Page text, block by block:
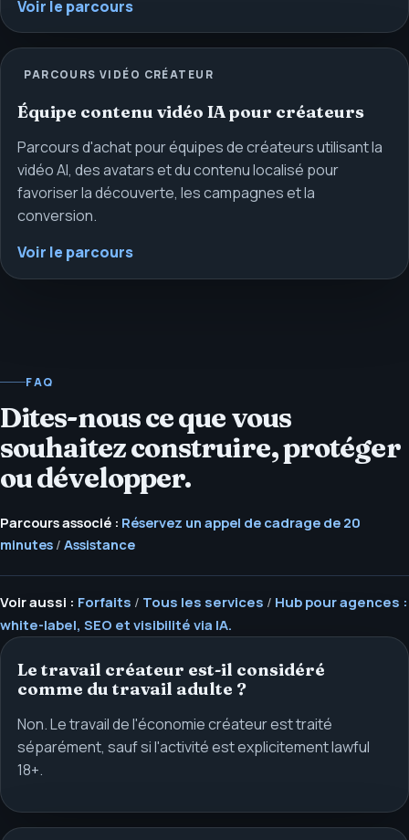
Voir le parcours
PARCOURS VIDÉO CRÉATEUR
Équipe contenu vidéo IA pour créateurs
Parcours d'achat pour équipes de créateurs utilisant la
vidéo AI, des avatars et du contenu localisé pour
favoriser la découverte, les campagnes et la
conversion.
Voir le parcours
FAQ
Dites-nous ce que vous
souhaitez construire, protéger
ou développer.
Parcours associé : Réservez un appel de cadrage de 20
minutes / Assistance
Voir aussi : Forfaits / Tous les services / Hub pour agences :
white-label, SEO et visibilité via IA.
Le travail créateur est-il considéré
comme du travail adulte ?
Non. Le travail de l'économie créateur est traité
séparément, sauf si l'activité est explicitement lawful
18+.